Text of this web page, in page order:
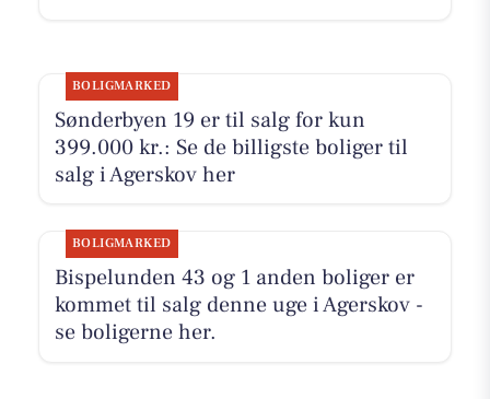
BOLIGMARKED
Sønderbyen 19 er til salg for kun
399.000 kr.: Se de billigste boliger til
salg i Agerskov her
BOLIGMARKED
Bispelunden 43 og 1 anden boliger er
kommet til salg denne uge i Agerskov -
se boligerne her.